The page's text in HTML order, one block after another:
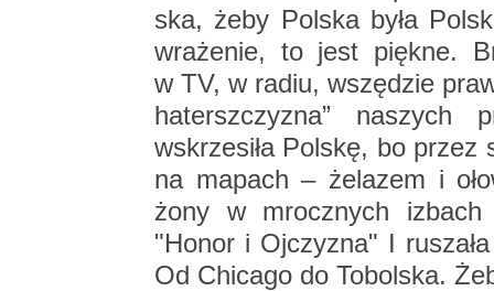
ska, żeby Pol­ska była
wra­że­nie, to jest pięk­ne.
w TV, w radiu, wszę­dzie
ha­tersz­czy­zna” na­szych
wskrze­si­ła Pol­skę, bo
na ma­pach – że­la­zem i
żony w mrocz­nych izbach
"Honor i Oj­czy­zna" I
Od Chi­ca­go do To­bol­ska.